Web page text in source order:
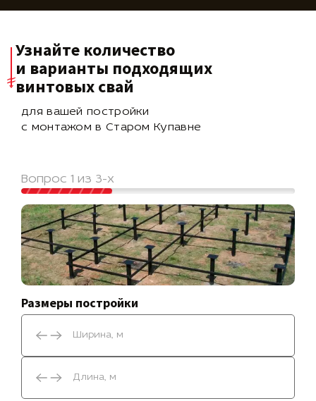
Узнайте количество
и варианты подходящих
винтовых свай
для вашей постройки
с монтажом в Старом Купавне
Вопрос 1 из 3-х
Размеры постройки